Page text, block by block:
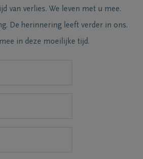
van verlies. We leven met u mee.
De herinnering leeft verder in ons.
in deze moeilijke tijd.